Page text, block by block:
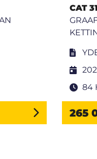
CAT
84
265